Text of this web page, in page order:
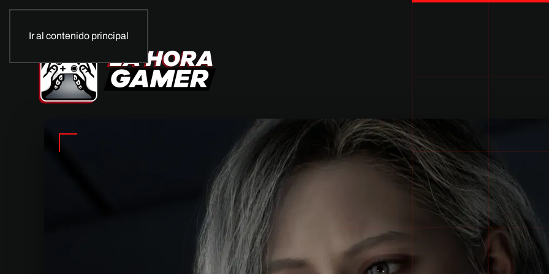
Ir al contenido principal